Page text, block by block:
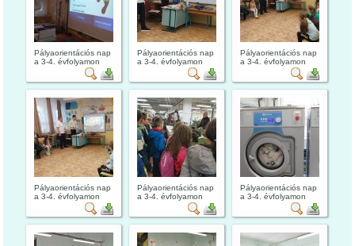
Pályaorientációs nap
a 3-4. évfolyamon
Pályaorientációs nap
a 3-4. évfolyamon
Pályaorientációs nap
a 3-4. évfolyamon
Pályaorientációs nap
a 3-4. évfolyamon
Pályaorientációs nap
a 3-4. évfolyamon
Pályaorientációs nap
a 3-4. évfolyamon